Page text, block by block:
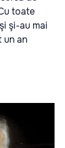
toate
şi-au mai
un an